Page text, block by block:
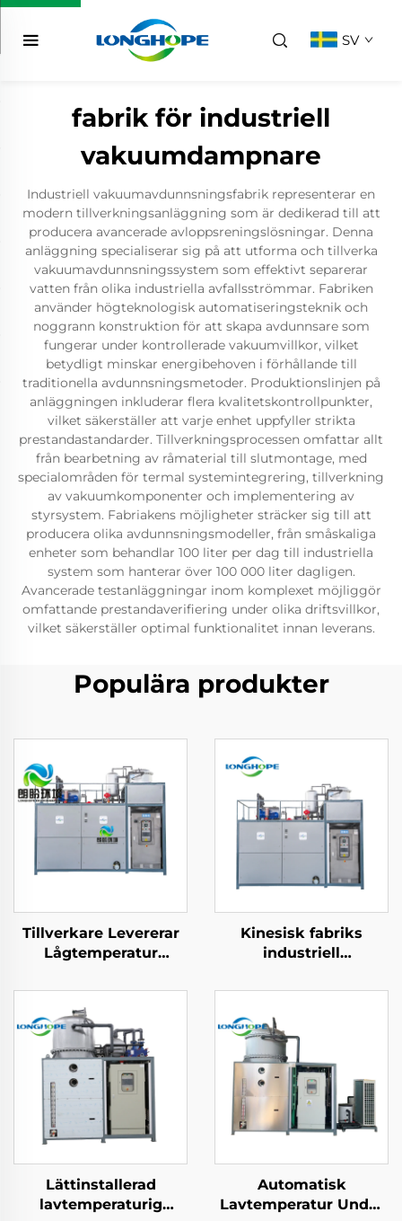
SV
fabrik för industriell
vakuumdampnare
Industriell vakuumavdunnsningsfabrik representerar en
modern tillverkningsanläggning som är dedikerad till att
producera avancerade avloppsreningslösningar. Denna
anläggning specialiserar sig på att utforma och tillverka
vakuumavdunnsningssystem som effektivt separerar
vatten från olika industriella avfallsströmmar. Fabriken
använder högteknologisk automatiseringsteknik och
noggrann konstruktion för att skapa avdunnsare som
fungerar under kontrollerade vakuumvillkor, vilket
betydligt minskar energibehoven i förhållande till
traditionella avdunnsningsmetoder. Produktionslinjen på
anläggningen inkluderar flera kvalitetskontrollpunkter,
vilket säkerställer att varje enhet uppfyller strikta
prestandastandarder. Tillverkningsprocessen omfattar allt
från bearbetning av råmaterial till slutmontage, med
specialområden för termal systemintegrering, tillverkning
av vakuumkomponenter och implementering av
styrsystem. Fabriakens möjligheter sträcker sig till att
producera olika avdunnsningsmodeller, från småskaliga
enheter som behandlar 100 liter per dag till industriella
system som hanterar över 100 000 liter dagligen.
Avancerade testanläggningar inom komplexet möjliggör
omfattande prestandaverifiering under olika driftsvillkor,
vilket säkerställer optimal funktionalitet innan leverans.
Populära produkter
Tillverkare Levererar
Lågtemperatur
Avfallsvattenkoncentration
Kristalliseringselement
Kinesisk fabriks
industriell
lågtemperatur
vakuumkristallizerare
Lättinstallerad
lavtemperaturig
Automatisk
Lavtemperatur Under